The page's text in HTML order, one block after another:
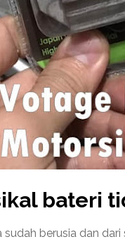
bateri
berusia dan